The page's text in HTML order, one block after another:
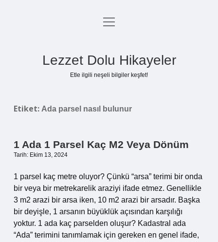
Anasayfa
menüyü
Lezzet Dolu Hikayeler
Etle ilgili neşeli bilgiler keşfet!
Etiket: Ada parsel nasıl bulunur
1 Ada 1 Parsel Kaç M2 Veya Dönüm
Tarih: Ekim 13, 2024
1 parsel kaç metre oluyor? Çünkü “arsa” terimi bir onda
bir veya bir metrekarelik araziyi ifade etmez. Genellikle
3 m2 arazi bir arsa iken, 10 m2 arazi bir arsadır. Başka
bir deyişle, 1 arsanın büyüklük açısından karşılığı
yoktur. 1 ada kaç parselden oluşur? Kadastral ada
“Ada” terimini tanımlamak için gereken en genel ifade,